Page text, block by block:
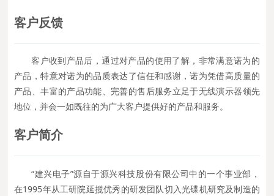
客户反馈
客户收到产品后，通过对产品的使用了解，非常满意诺为的
产品，特意对诺为的品质表达了信任和感谢，诺为凭借高质量的
产品、丰富的产品功能、完善的售后服务立足于无线演示器领先
地位，并会一如既往的为广大客户提供好的产品和服务。
客户简介
“建兴电子”源自于源兴科技股份有限公司中的一个事业部，
在1995年从工研院延揽优秀的研发团队切入光碟机研究及制造的